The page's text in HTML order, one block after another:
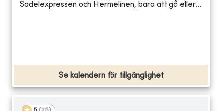
Sadelexpressen och Hermelinen, bara att gå eller...
Se kalendern för tillgänglighet